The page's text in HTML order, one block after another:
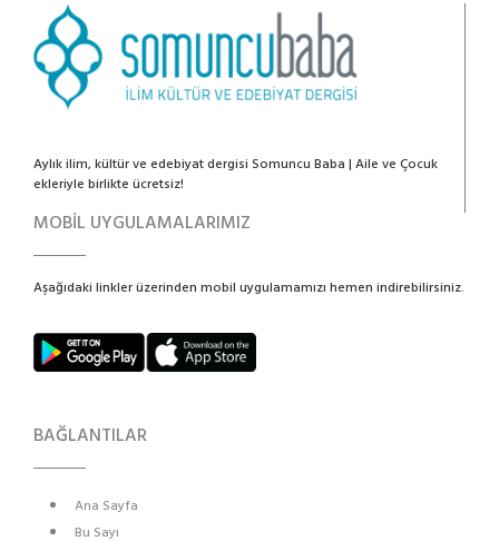
Aylık ilim, kültür ve edebiyat dergisi Somuncu Baba | Aile ve Çocuk
ekleriyle birlikte ücretsiz!
MOBİL UYGULAMALARIMIZ
Aşağıdaki linkler üzerinden mobil uygulamamızı hemen indirebilirsiniz.
BAĞLANTILAR
Ana Sayfa
Bu Sayı